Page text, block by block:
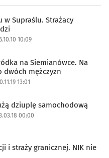
w Supraślu. Strażacy
10:09
na Siemianówce. Na
dwóch mężczyzn
13:01
dziuplę samochodową
00:00
i straży granicznej. NIK nie